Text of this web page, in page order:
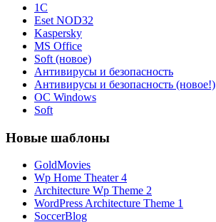
1С
Eset NOD32
Kaspersky
MS Office
Soft (новое)
Антивирусы и безопасность
Антивирусы и безопасность (новое!)
ОС Windows
Soft
Новые шаблоны
GoldMovies
Wp Home Theater 4
Architecture Wp Theme 2
WordPress Architecture Theme 1
SoccerBlog